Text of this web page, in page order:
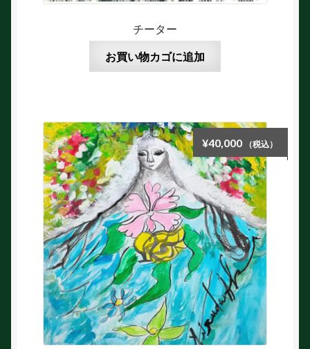
チーター
お買い物カゴに追加
¥40,000 （税込）